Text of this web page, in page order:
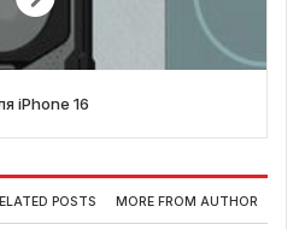
iPhone 16
POSTS MORE FROM AUTHOR